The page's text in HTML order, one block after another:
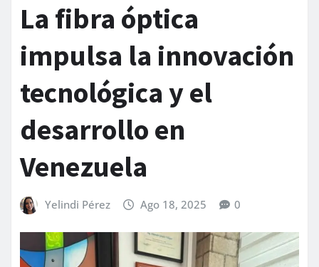
La fibra óptica
impulsa la innovación
tecnológica y el
desarrollo en
Venezuela
Yelindi Pérez Ago 18, 2025 0